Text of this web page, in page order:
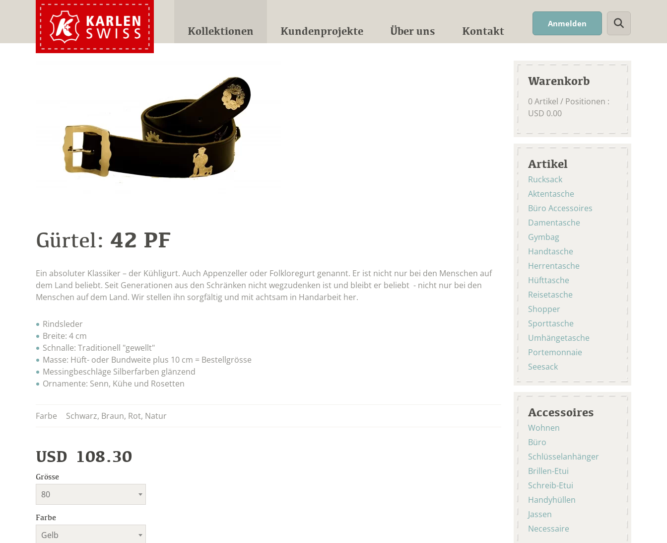
Kollektionen Kundenprojekte Über uns Kontakt
Anmelden Suchwort
Warenkorb
0Artikel / Positionen :
USD 0.00
Artikel
Rucksack
Aktentasche
Büro Accessoires
Damentasche
Gymbag
Handtasche
Herrentasche
Hüfttasche
Reisetasche
Shopper
Sporttasche
Umhängetasche
Portemonnaie
Seesack
Accessoires
Wohnen
Büro
Schlüsselanhänger
Brillen-Etui
Schreib-Etui
Handyhüllen
Jassen
Necessaire
Gürtel: 42 PF
Ein absoluter Klassiker – der Kühligurt. Auch Appenzeller oder Folkloregurt genannt. Er ist nicht nur bei den Menschen auf
dem Land beliebt. Seit Generationen aus den Schränken nicht wegzudenken ist und bleibt er beliebt - nicht nur bei den
Menschen auf dem Land. Wir stellen ihn sorgfältig und mit achtsam in Handarbeit her.
Rindsleder
Breite: 4 cm
Schnalle: Traditionell "gewellt"
Masse: Hüft- oder Bundweite plus 10 cm = Bestellgrösse
Messingbeschläge Silberfarben glänzend
Ornamente: Senn, Kühe und Rosetten
Farbe Schwarz, Braun, Rot, Natur
USD 108.30
Grösse
80
Farbe
Gelb